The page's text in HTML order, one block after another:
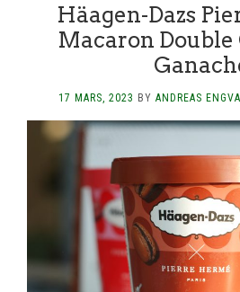
Häagen-Dazs
Macaron Double
17 MARS, 2023 BY ANDREAS